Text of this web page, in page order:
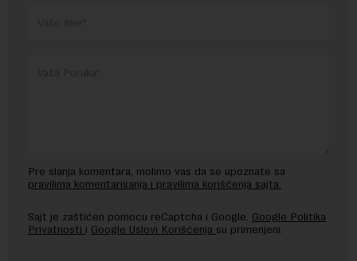
Pre slanja komentara, molimo vas da se upoznate sa
pravilima komentarisanja i pravilima korišćenja sajta.
Sajt je zaštićen pomocu reCaptcha i Google. Google Politika
Privatnosti i Google Uslovi Korišćenja su primenjeni.